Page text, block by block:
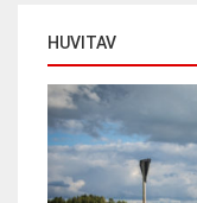
HUVITAV